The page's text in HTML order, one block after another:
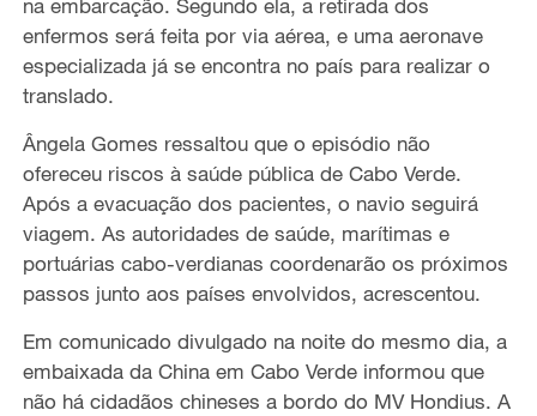
na embarcação. Segundo ela, a retirada dos
enfermos será feita por via aérea, e uma aeronave
especializada já se encontra no país para realizar o
translado.
Ângela Gomes ressaltou que o episódio não
ofereceu riscos à saúde pública de Cabo Verde.
Após a evacuação dos pacientes, o navio seguirá
viagem. As autoridades de saúde, marítimas e
portuárias cabo-verdianas coordenarão os próximos
passos junto aos países envolvidos, acrescentou.
Em comunicado divulgado na noite do mesmo dia, a
embaixada da China em Cabo Verde informou que
não há cidadãos chineses a bordo do MV Hondius. A